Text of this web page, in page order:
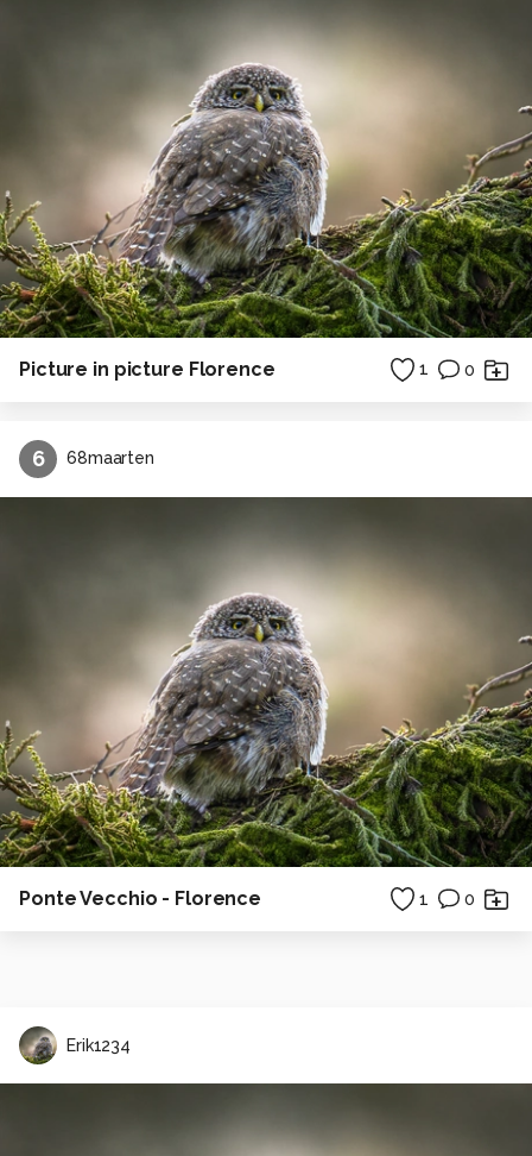
Picture in picture Florence 1 0
6 68maarten
Ponte Vecchio - Florence 1 0
Erik1234